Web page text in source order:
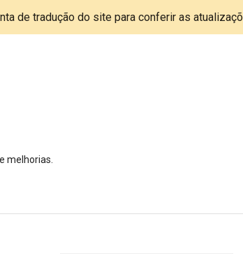
de tradução do site para conferir as
melhorias.